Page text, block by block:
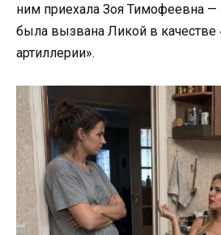
ним приехала Зоя Тимофеевна —
была вызвана Ликой в качестве
артиллерии».